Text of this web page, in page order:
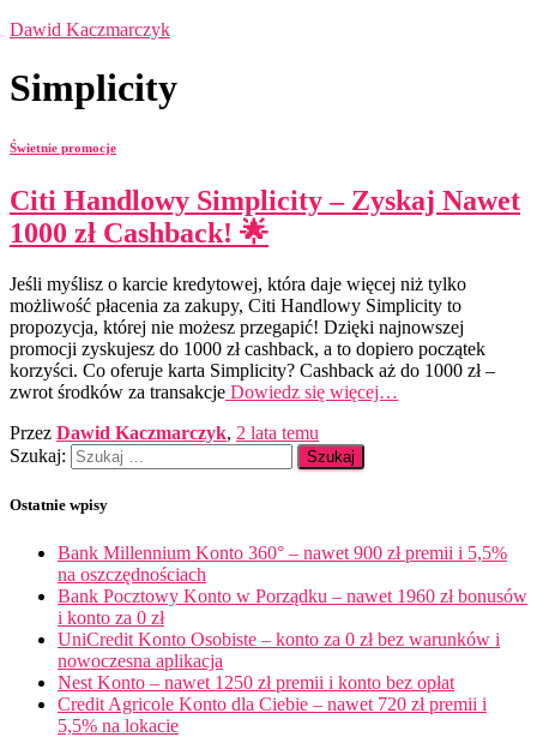
Dawid Kaczmarczyk
Simplicity
Świetnie promocje
Citi Handlowy Simplicity – Zyskaj Nawet
1000 zł Cashback! 🌟
Jeśli myślisz o karcie kredytowej, która daje więcej niż tylko
możliwość płacenia za zakupy, Citi Handlowy Simplicity to
propozycja, której nie możesz przegapić! Dzięki najnowszej
promocji zyskujesz do 1000 zł cashback, a to dopiero początek
korzyści. Co oferuje karta Simplicity? Cashback aż do 1000 zł –
zwrot środków za transakcje Dowiedz się więcej…
Przez Dawid Kaczmarczyk, 2 lata temu
Szukaj:
Ostatnie wpisy
Bank Millennium Konto 360° – nawet 900 zł premii i 5,5%
na oszczędnościach
Bank Pocztowy Konto w Porządku – nawet 1960 zł bonusów
i konto za 0 zł
UniCredit Konto Osobiste – konto za 0 zł bez warunków i
nowoczesna aplikacja
Nest Konto – nawet 1250 zł premii i konto bez opłat
Credit Agricole Konto dla Ciebie – nawet 720 zł premii i
5,5% na lokacie